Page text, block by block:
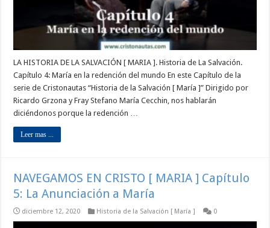
LA HISTORIA DE LA SALVACIÓN [ MARIA ]. Historia de La Salvación.
Capítulo 4: María en la redención del mundo En este Capítulo de la
serie de Cristonautas “Historia de la Salvación [ María ]” Dirigido por
Ricardo Grzona y Fray Stefano María Cecchin, nos hablarán
diciéndonos porque la redención …
Leer mas ...
NAVEGAMOS EN CRISTO [ MARIA ] Capítulo
5: La Anunciación a María
diciembre 12, 2020 Historia de la Salvación [ María ] 0